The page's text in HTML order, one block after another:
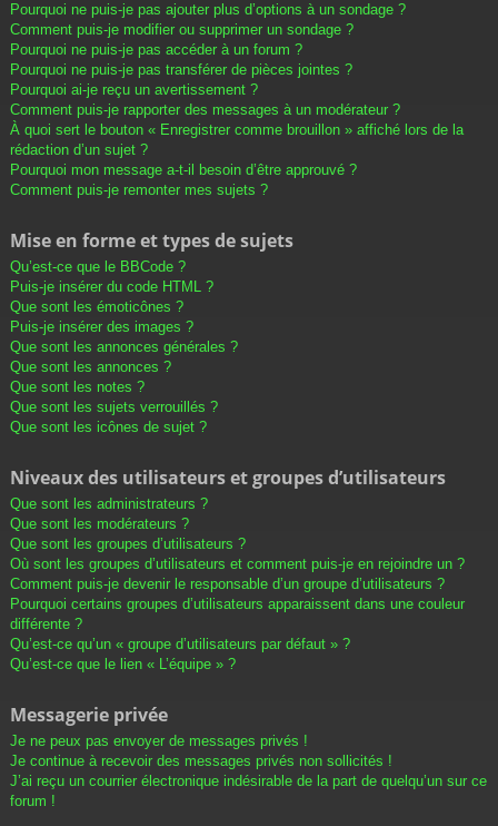
Pourquoi ne puis-je pas ajouter plus d’options à un sondage ?
Comment puis-je modifier ou supprimer un sondage ?
Pourquoi ne puis-je pas accéder à un forum ?
Pourquoi ne puis-je pas transférer de pièces jointes ?
Pourquoi ai-je reçu un avertissement ?
Comment puis-je rapporter des messages à un modérateur ?
À quoi sert le bouton « Enregistrer comme brouillon » affiché lors de la
rédaction d’un sujet ?
Pourquoi mon message a-t-il besoin d’être approuvé ?
Comment puis-je remonter mes sujets ?
Mise en forme et types de sujets
Qu’est-ce que le BBCode ?
Puis-je insérer du code HTML ?
Que sont les émoticônes ?
Puis-je insérer des images ?
Que sont les annonces générales ?
Que sont les annonces ?
Que sont les notes ?
Que sont les sujets verrouillés ?
Que sont les icônes de sujet ?
Niveaux des utilisateurs et groupes d’utilisateurs
Que sont les administrateurs ?
Que sont les modérateurs ?
Que sont les groupes d’utilisateurs ?
Où sont les groupes d’utilisateurs et comment puis-je en rejoindre un ?
Comment puis-je devenir le responsable d’un groupe d’utilisateurs ?
Pourquoi certains groupes d’utilisateurs apparaissent dans une couleur
différente ?
Qu’est-ce qu’un « groupe d’utilisateurs par défaut » ?
Qu’est-ce que le lien « L’équipe » ?
Messagerie privée
Je ne peux pas envoyer de messages privés !
Je continue à recevoir des messages privés non sollicités !
J’ai reçu un courrier électronique indésirable de la part de quelqu’un sur ce
forum !